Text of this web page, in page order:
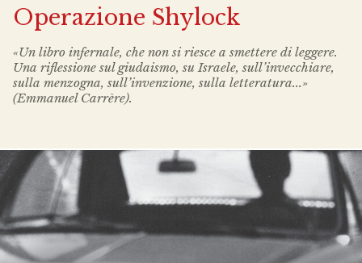
Operazione Shylock
«Un libro infernale, che non si riesce a smettere di leggere.
Una riflessione sul giudaismo, su Israele, sull’invecchiare,
sulla menzogna, sull’invenzione, sulla letteratura...»
(Emmanuel Carrère).